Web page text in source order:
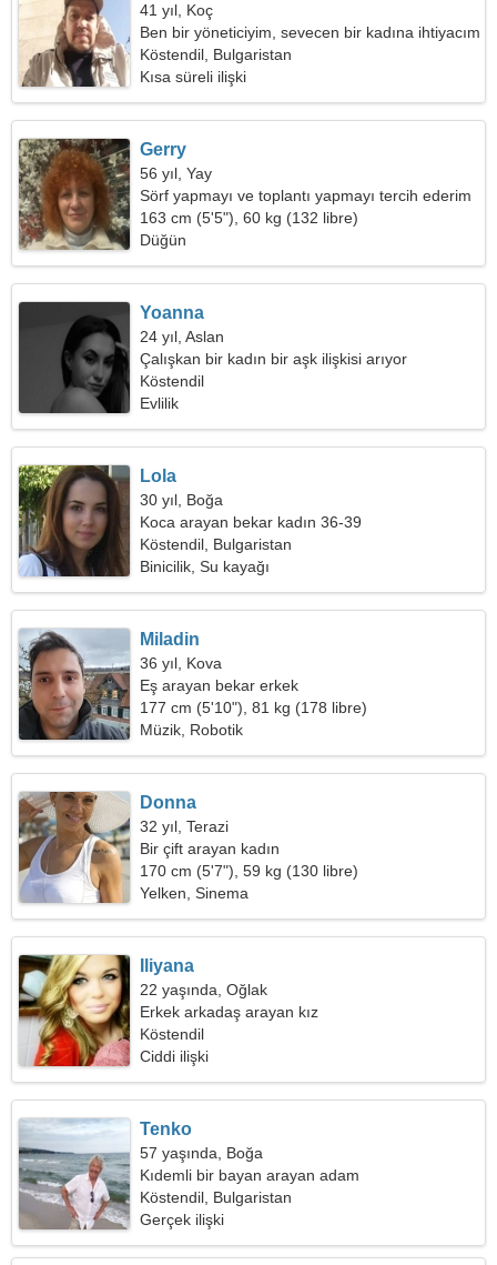
41 yıl, Koç
Ben bir yöneticiyim, sevecen bir kadına ihtiyacım
var
Köstendil, Bulgaristan
Kısa süreli ilişki
Gerry
56 yıl, Yay
Sörf yapmayı ve toplantı yapmayı tercih ederim
163 cm (5'5"), 60 kg (132 libre)
Düğün
Yoanna
24 yıl, Aslan
Çalışkan bir kadın bir aşk ilişkisi arıyor
Köstendil
Evlilik
Lola
30 yıl, Boğa
Koca arayan bekar kadın 36-39
Köstendil, Bulgaristan
Binicilik, Su kayağı
Miladin
36 yıl, Kova
Eş arayan bekar erkek
177 cm (5'10"), 81 kg (178 libre)
Müzik, Robotik
Donna
32 yıl, Terazi
Bir çift arayan kadın
170 cm (5'7"), 59 kg (130 libre)
Yelken, Sinema
Iliyana
22 yaşında, Oğlak
Erkek arkadaş arayan kız
Köstendil
Ciddi ilişki
Tenko
57 yaşında, Boğa
Kıdemli bir bayan arayan adam
Köstendil, Bulgaristan
Gerçek ilişki